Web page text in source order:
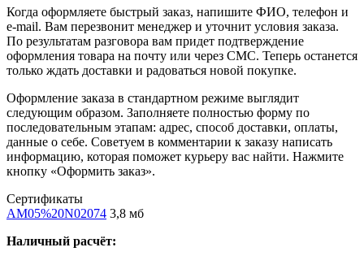
Когда оформляете быстрый заказ, напишите ФИО, телефон и
e-mail. Вам перезвонит менеджер и уточнит условия заказа.
По результатам разговора вам придет подтверждение
оформления товара на почту или через СМС. Теперь останется
только ждать доставки и радоваться новой покупке.
Оформление заказа в стандартном режиме выглядит
следующим образом. Заполняете полностью форму по
последовательным этапам: адрес, способ доставки, оплаты,
данные о себе. Советуем в комментарии к заказу написать
информацию, которая поможет курьеру вас найти. Нажмите
кнопку «Оформить заказ».
Сертификаты
AM05%20N02074 3,8 мб
Наличный расчёт: